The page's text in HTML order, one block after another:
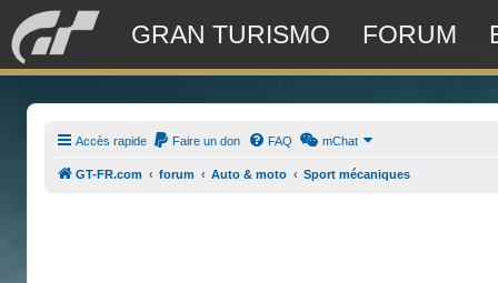
GRAN TURISMO FORUM
Accès rapide Faire un don FAQ mChat
GT-FR.com forum Auto & moto Sport mécaniques